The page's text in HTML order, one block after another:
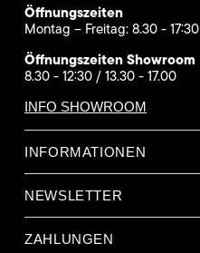
Öffnungszeiten
Montag – Freitag: 8.30 - 17:30
Öffnungszeiten Showroom
8.30 - 12:30 / 13.30 - 17.00
INFO SHOWROOM
INFORMATIONEN
NEWSLETTER
ZAHLUNGEN